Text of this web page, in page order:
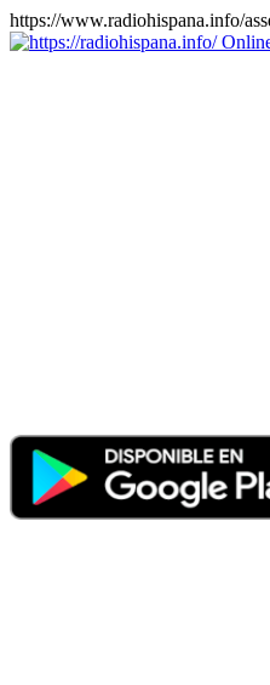
https://www.radiohispana.info/